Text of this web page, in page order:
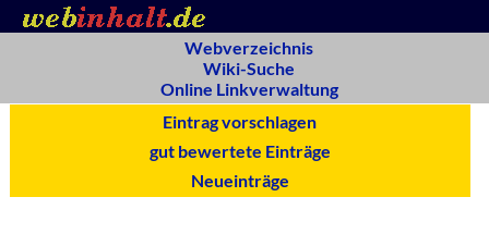
Webverzeichnis
Wiki-Suche
Online Linkverwaltung
Eintrag vorschlagen
gut bewertete Einträge
Neueinträge